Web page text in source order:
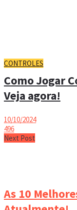
CONTROLES
Como Jogar
Veja agora!
10/10/2024
496
Next Post
As 10